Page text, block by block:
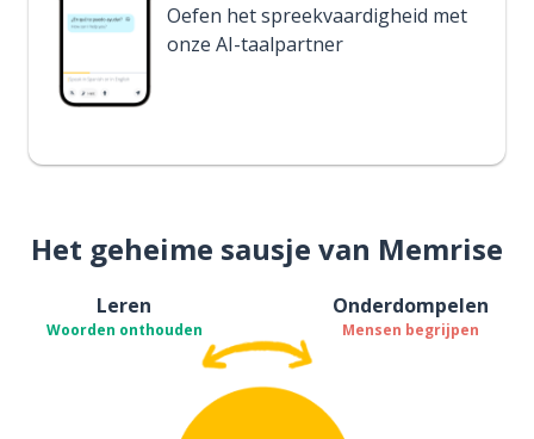
Oefen het spreekvaardigheid met
onze AI-taalpartner
Het geheime sausje van Memrise
Leren
Woorden onthouden
Onderdompelen
Mensen begrijpen